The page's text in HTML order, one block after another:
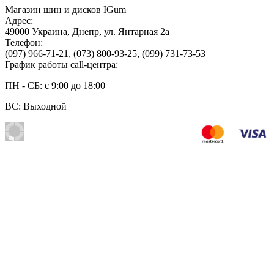
Магазин шин и дисков IGum
Адрес:
49000 Украина, Днепр, ул. Янтарная 2а
Телефон:
(097) 966-71-21 , (073) 800-93-25, (099) 731-73-53
График работы call-центра:
ПН - СБ: с 9:00 до 18:00
ВС: Выходной